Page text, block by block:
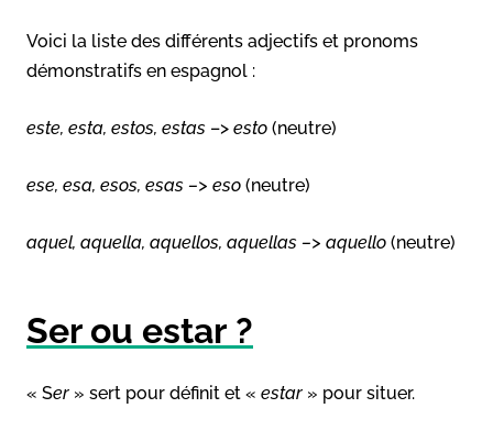
Voici la liste des différents adjectifs et pronoms
démonstratifs en espagnol :
este, esta, estos, estas –> esto (neutre)
ese, esa, esos, esas –> eso (neutre)
aquel, aquella, aquellos, aquellas –> aquello (neutre)
Ser ou estar ?
« Ser » sert pour définit et « estar » pour situer.